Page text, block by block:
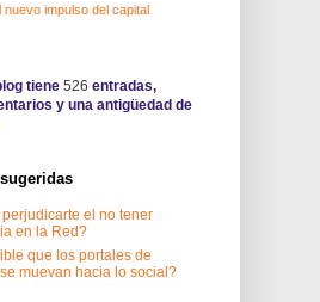
nuevo impulso del capital
tiene 526 entradas,
y una antigüedad de
el no tener
en la Red?
que los portales de
muevan hacia lo social?